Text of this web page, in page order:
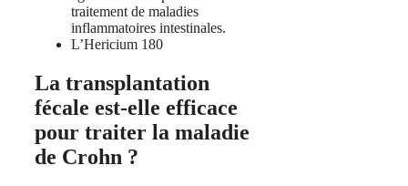
traitement de maladies
inflammatoires intestinales.
L’Hericium 180
La transplantation
fécale est-elle efficace
pour traiter la maladie
de Crohn ?